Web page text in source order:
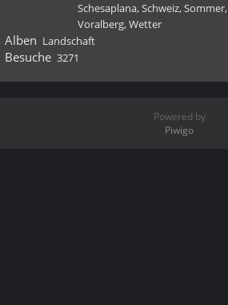
Schesaplana,Schweiz,Sommer,
Voralberg,Wetter
Alben Landschaft
Besuche 3271
Powered by
Piwigo